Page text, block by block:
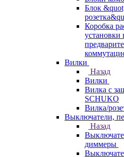
Блок
Коробка
установки
Вилки
Назад
Вилки
Вилка с
SCHUKO
Вилка/
Выключатели,
Назад
диммеры